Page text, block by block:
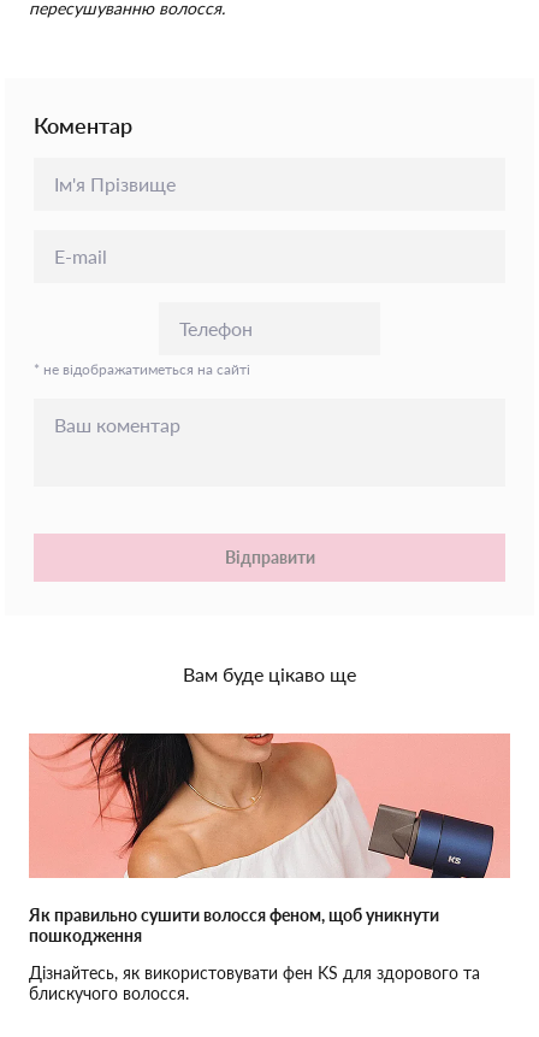
пересушуванню волосся.
Коментар
* не відображатиметься на сайті
Відправити
Вам буде цікаво ще
Як правильно сушити волосся феном, щоб уникнути
пошкодження
Дізнайтесь, як використовувати фен KS для здорового та
блискучого волосся.